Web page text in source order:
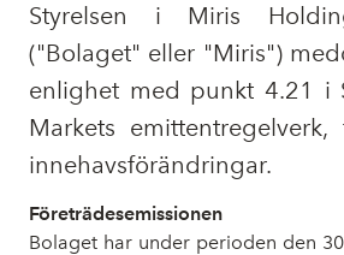
Styrelsen i Miris
("Bolaget" eller "Miris")
enlighet med punkt 4.21 i
Markets
innehavsförändringar.
Företrädesemissionen
Bolaget har under perioden den